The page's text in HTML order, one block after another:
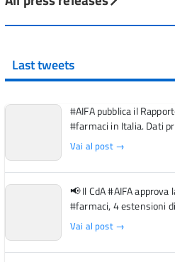
Last tweets
#AIFA pubblica il
#farmaci in Italia. Dati
Vai al post →
📢 Il CdA #AIFA
#farmaci, 4 estensioni
Vai al post →